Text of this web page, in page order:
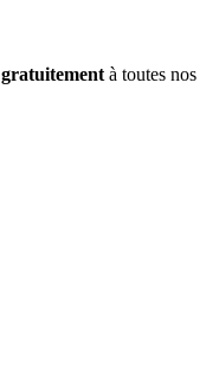
gratuitement à toutes nos